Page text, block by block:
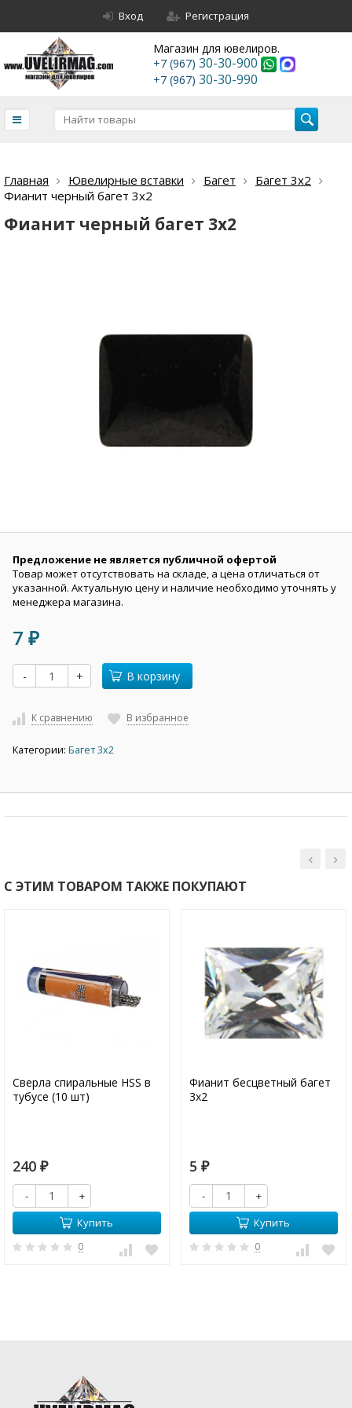
Вход Регистрация
Магазин для ювелиров.
+7 (967) 30-30-900
+7 (967) 30-30-990
Главная Ювелирные вставки Багет
Багет 3х2
Фианит черный багет 3х2
Фианит черный багет 3х2
Предложение не является публичной офертой
Товар может отсутствовать на складе, а цена отличаться от
указанной. Актуальную цену и наличие необходимо уточнять у
менеджера магазина.
7 ₽
- + В корзину
К сравнению В избранное
Категории: Багет 3х2
С ЭТИМ ТОВАРОМ ТАКЖЕ ПОКУПАЮТ
Сверла спиральные HSS в
тубусе (10 шт)
240 ₽
-
+
Купить
0
Фианит бесцветный багет
3х2
5 ₽
-
+
Купить
0